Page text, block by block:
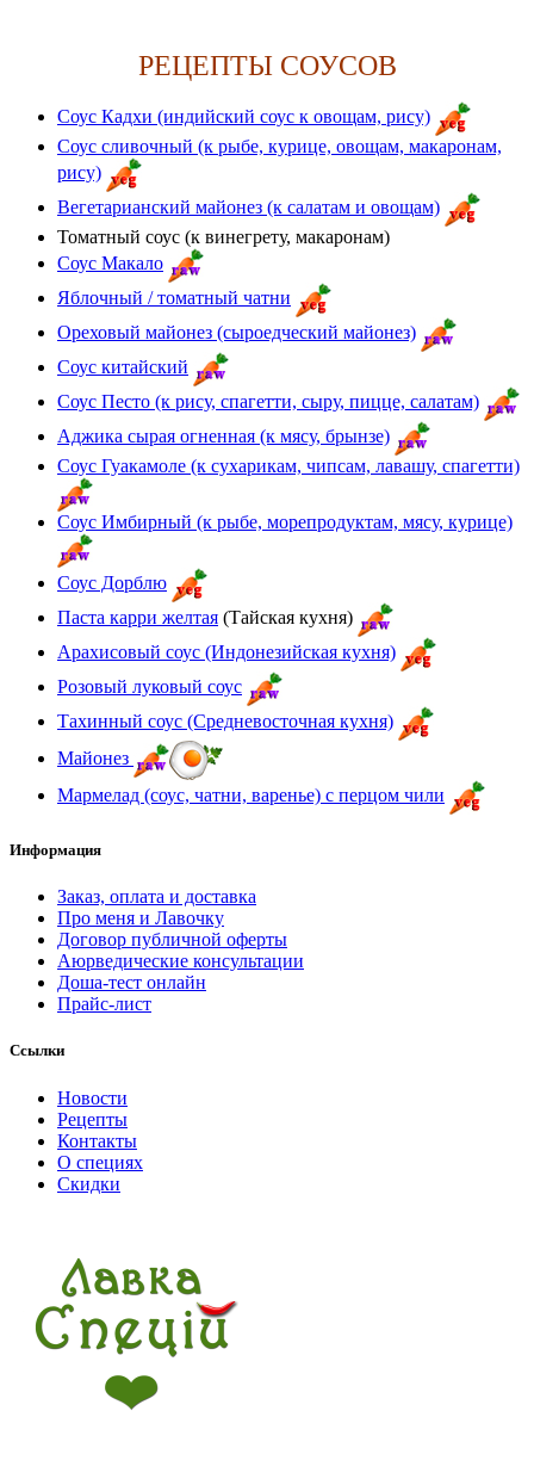
РЕЦЕПТЫ СОУСОВ
Соус Кадхи (индийский соус к овощам, рису)
Соус сливочный (к рыбе, курице, овощам, макаронам,
рису)
Вегетарианский майонез (к салатам и овощам)
Томатный соус (к винегрету, макаронам)
Соус Макало
Яблочный / томатный чатни
Ореховый майонез (сыроедческий майонез)
Соус китайский
Соус Песто (к рису, спагетти, сыру, пицце, салатам)
Аджика сырая огненная (к мясу, брынзе)
Соус Гуакамоле (к сухарикам, чипсам, лавашу, спагетти)
Соус Имбирный (к рыбе, морепродуктам, мясу, курице)
Соус Дорблю
Паста карри желтая (Тайская кухня)
Арахисовый соус (Индонезийская кухня)
Розовый луковый соус
Тахинный соус (Средневосточная кухня)
Майонез
Мармелад (соус, чатни, варенье) с перцом чили
Информация
Заказ, оплата и доставка
Про меня и Лавочку
Договор публичной оферты
Аюрведические консультации
Доша-тест онлайн
Прайс-лист
Ссылки
Новости
Рецепты
Контакты
О специях
Скидки